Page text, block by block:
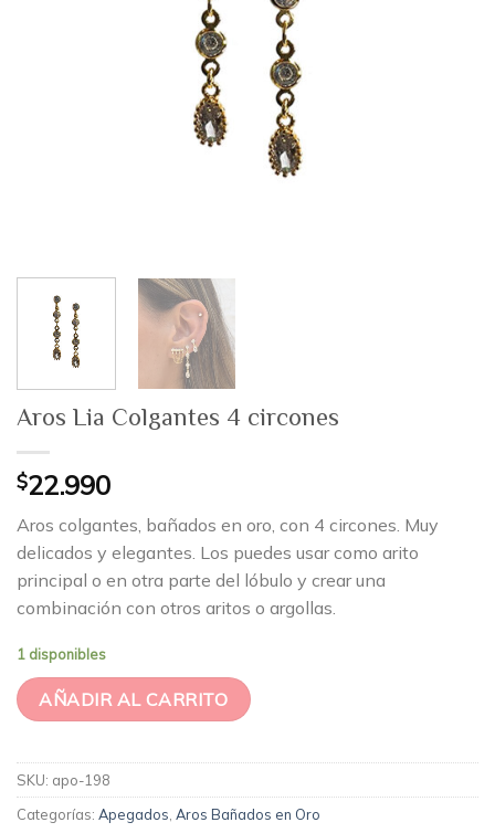
Aros Lia Colgantes 4 circones
$22.990
Aros colgantes, bañados en oro, con 4 circones. Muy
delicados y elegantes. Los puedes usar como arito
principal o en otra parte del lóbulo y crear una
combinación con otros aritos o argollas.
1 disponibles
AÑADIR AL CARRITO
SKU: apo-198
Categorías: Apegados Aros Bañados en Oro